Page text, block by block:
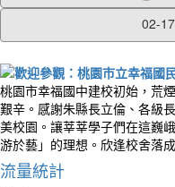
02-
桃園市幸福國中建校初始，荒
艱辛。感謝朱縣長立倫、各級
美校園。讓莘莘學子們在這巍
游於藝」的理想。欣逢校舍落
流量統計